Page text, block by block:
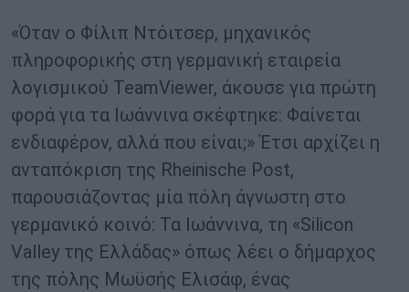
«Όταν ο Φίλιπ Ντόιτσερ, μηχανικός
πληροφορικής στη γερμανική εταιρεία
λογισμικού TeamViewer, άκουσε για πρώτη
φορά για τα Ιωάννινα σκέφτηκε: Φαίνεται
ενδιαφέρον, αλλά που είναι;» Έτσι αρχίζει η
ανταπόκριση της Rheinische Post,
παρουσιάζοντας μία πόλη άγνωστη στο
γερμανικό κοινό: Τα Ιωάννινα, τη «Silicon
Valley της Ελλάδας» όπως λέει ο δήμαρχος
της πόλης Μωϋσής Ελισάφ, ένας